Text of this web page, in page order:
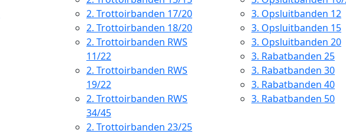
2. Trottoirbanden 17/20
2. Trottoirbanden 18/20
2. Trottoirbanden RWS
11/22
2. Trottoirbanden RWS
19/22
2. Trottoirbanden RWS
34/45
2. Trottoirbanden 23/25
3. Opsluitbanden 12
3. Opsluitbanden 15
3. Opsluitbanden 20
3. Rabatbanden 25
3. Rabatbanden 30
3. Rabatbanden 40
3. Rabatbanden 50